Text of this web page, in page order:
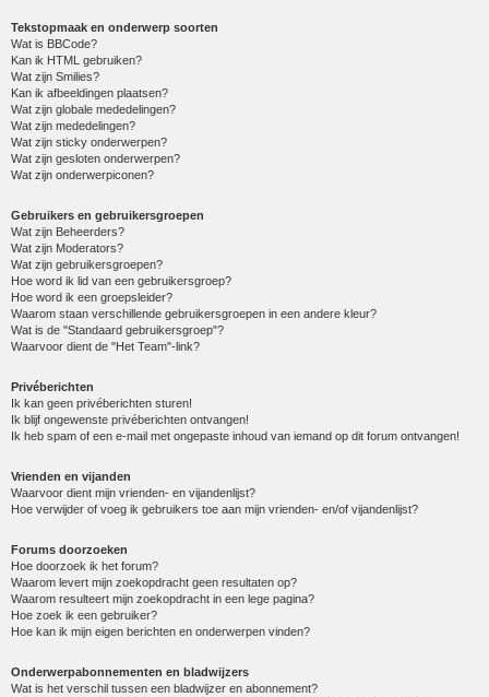
Tekstopmaak en onderwerp soorten
Wat is BBCode?
Kan ik HTML gebruiken?
Wat zijn Smilies?
Kan ik afbeeldingen plaatsen?
Wat zijn globale mededelingen?
Wat zijn mededelingen?
Wat zijn sticky onderwerpen?
Wat zijn gesloten onderwerpen?
Wat zijn onderwerpiconen?
Gebruikers en gebruikersgroepen
Wat zijn Beheerders?
Wat zijn Moderators?
Wat zijn gebruikersgroepen?
Hoe word ik lid van een gebruikersgroep?
Hoe word ik een groepsleider?
Waarom staan verschillende gebruikersgroepen in een andere kleur?
Wat is de "Standaard gebruikersgroep"?
Waarvoor dient de "Het Team"-link?
Privéberichten
Ik kan geen privéberichten sturen!
Ik blijf ongewenste privéberichten ontvangen!
Ik heb spam of een e-mail met ongepaste inhoud van iemand op dit forum ontvangen!
Vrienden en vijanden
Waarvoor dient mijn vrienden- en vijandenlijst?
Hoe verwijder of voeg ik gebruikers toe aan mijn vrienden- en/of vijandenlijst?
Forums doorzoeken
Hoe doorzoek ik het forum?
Waarom levert mijn zoekopdracht geen resultaten op?
Waarom resulteert mijn zoekopdracht in een lege pagina?
Hoe zoek ik een gebruiker?
Hoe kan ik mijn eigen berichten en onderwerpen vinden?
Onderwerpabonnementen en bladwijzers
Wat is het verschil tussen een bladwijzer en abonnement?